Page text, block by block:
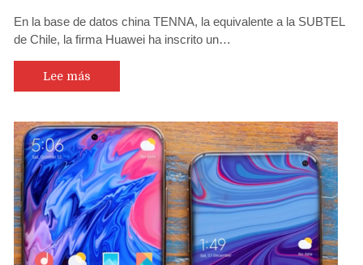
En la base de datos china TENNA, la equivalente a la SUBTEL
de Chile, la firma Huawei ha inscrito un…
Lee más